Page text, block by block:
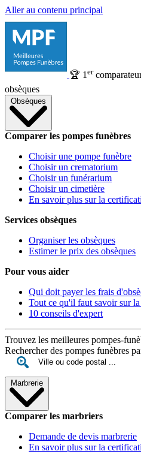
Aller au contenu principal
🏆 1 er
obsèques
Obsèques
Comparer les pompes funèbres
Choisir une pompe funèbre
Choisir un crematorium
Choisir un funérarium
Choisir un cimetière
En savoir plus sur la
Services obsèques
Organiser les obsèques
Estimer le prix des obsèques
Pour vous aider
Qui doit payer les frais
Tout ce qu'il faut savoir sur
10 conseils d'expert
Trouvez les meilleures pompes-
Rechercher des pompes funèbres
Marbrerie
Comparer les marbriers
Demande de devis marbrerie
En savoir plus sur la